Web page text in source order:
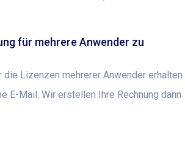
für mehrere Anwender zu
die Lizenzen mehrerer Anwender erhalten
E-Mail. Wir erstellen Ihre Rechnung dann